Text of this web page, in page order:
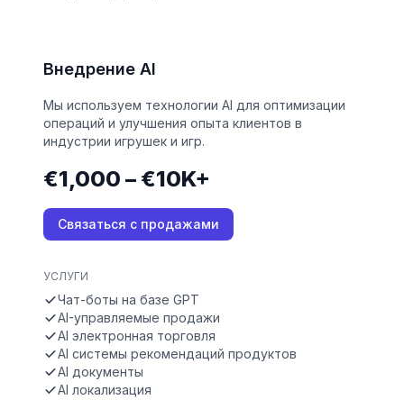
Внедрение AI
Мы используем технологии AI для оптимизации
операций и улучшения опыта клиентов в
индустрии игрушек и игр.
€1,000 – €10K+
Связаться с продажами
УСЛУГИ
Чат-боты на базе GPT
AI-управляемые продажи
AI электронная торговля
AI системы рекомендаций продуктов
AI документы
AI локализация